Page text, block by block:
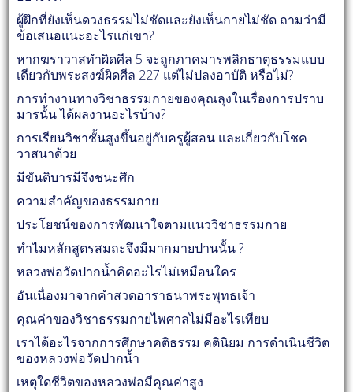
ผู้ฝึกที่ยังเห็นดวงธรรมไม่ชัดและยังเห็นกายไม่ชัด ถามว่ามี
ข้อเสนอแนะอะไรแก่เขา?
หากฆราวาสทำผิดศีล 5 จะถูกภาคมารพลิกธาตุธรรมแบบ
เดียวกับพระสงฆ์ผิดศีล 227 แต่ไม่ปลงอาบัติ หรือไม่?
การทำงานทางวิชาธรรมกายของคุณลุงในเรื่องการปราบ
มารนั้น ได้ผลงานอะไรบ้าง?
การเรียนวิชาชั้นสูงขึ้นอยู่กับครูผู้สอน และเกี่ยวกับโชค
วาสนาด้วย
มีขันติบารมีจึงชนะศึก
ความสำคัญของธรรมกาย
ประโยชน์ของการพัฒนาใจตามแนววิชาธรรมกาย
ทำไมหลักสูตรสมถะจึงมีมากมายปานนั้น ?
หลวงพ่อวัดปากน้ำคิดอะไรไม่เหมือนใคร
อันเนื่องมาจากคำสวดอาราธนาพระพุทธเจ้า
คุณค่าของวิชาธรรมกายไพศาลไม่มีอะไรเทียบ
เราได้อะไรจากการศึกษาคติธรรม คตินิยม การดำเนินชีวิต
ของหลวงพ่อวัดปากน้ำ
เหตุใดชีวิตของหลวงพ่อมีคุณค่าสูง